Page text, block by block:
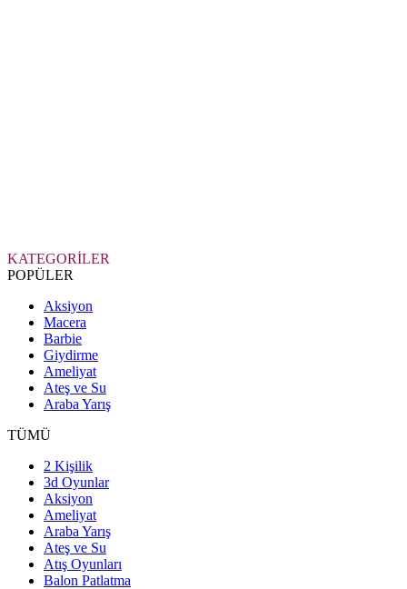
KATEGORİLER
POPÜLER
Aksiyon
Macera
Barbie
Giydirme
Ameliyat
Ateş ve Su
Araba Yarış
TÜMÜ
2 Kişilik
3d Oyunlar
Aksiyon
Ameliyat
Araba Yarış
Ateş ve Su
Atış Oyunları
Balon Patlatma